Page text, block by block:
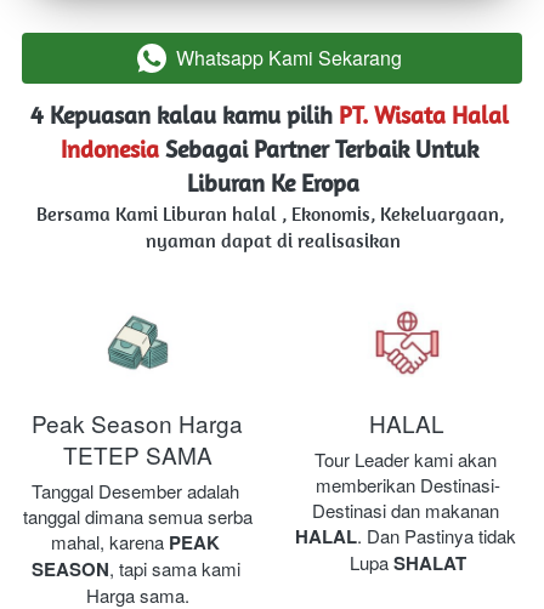
` Whatsapp Kami Sekarang
4 Kepuasan kalau kamu pilih PT. Wisata Halal
Indonesia Sebagai Partner Terbaik Untuk
Liburan Ke Eropa
Bersama Kami Liburan halal , Ekonomis, Kekeluargaan,
nyaman dapat di realisasikan
Peak Season Harga
TETEP SAMA
Tanggal Desember adalah
tanggal dimana semua serba
mahal, karena PEAK
SEASON, tapi sama kami
Harga sama.
HALAL
Tour Leader kami akan
memberikan Destinasi-
Destinasi dan makanan
HALAL. Dan Pastinya tidak
Lupa SHALAT